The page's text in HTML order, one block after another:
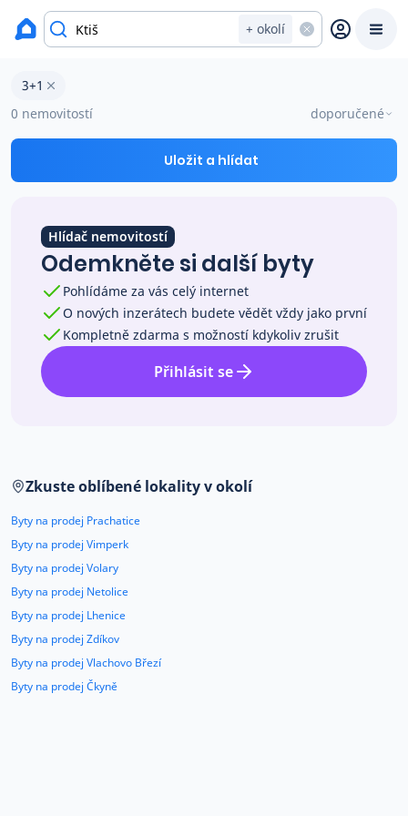
+ okolí
Prodat
Prodej s Reas.cz
Ceny prodaných nemovitostí
Okamžitý výkup
Přehled realitních makléřů
O nás
Kariéra
Kontakt
okres Prachatice
Byty 3+1 na prodej Ktiš
3+1
0 nemovitostí
doporučené
Uložit a hlídat
Hlídač nemovitostí
Odemkněte si další byty
Pohlídáme za vás celý internet
O nových inzerátech budete vědět vždy jako první
Kompletně zdarma s možností kdykoliv zrušit
Přihlásit se
Zkuste oblíbené lokality v okolí
Byty na prodej Prachatice
Byty na prodej Vimperk
Byty na prodej Volary
Byty na prodej Netolice
Byty na prodej Lhenice
Byty na prodej Zdíkov
Byty na prodej Vlachovo Březí
Byty na prodej Čkyně